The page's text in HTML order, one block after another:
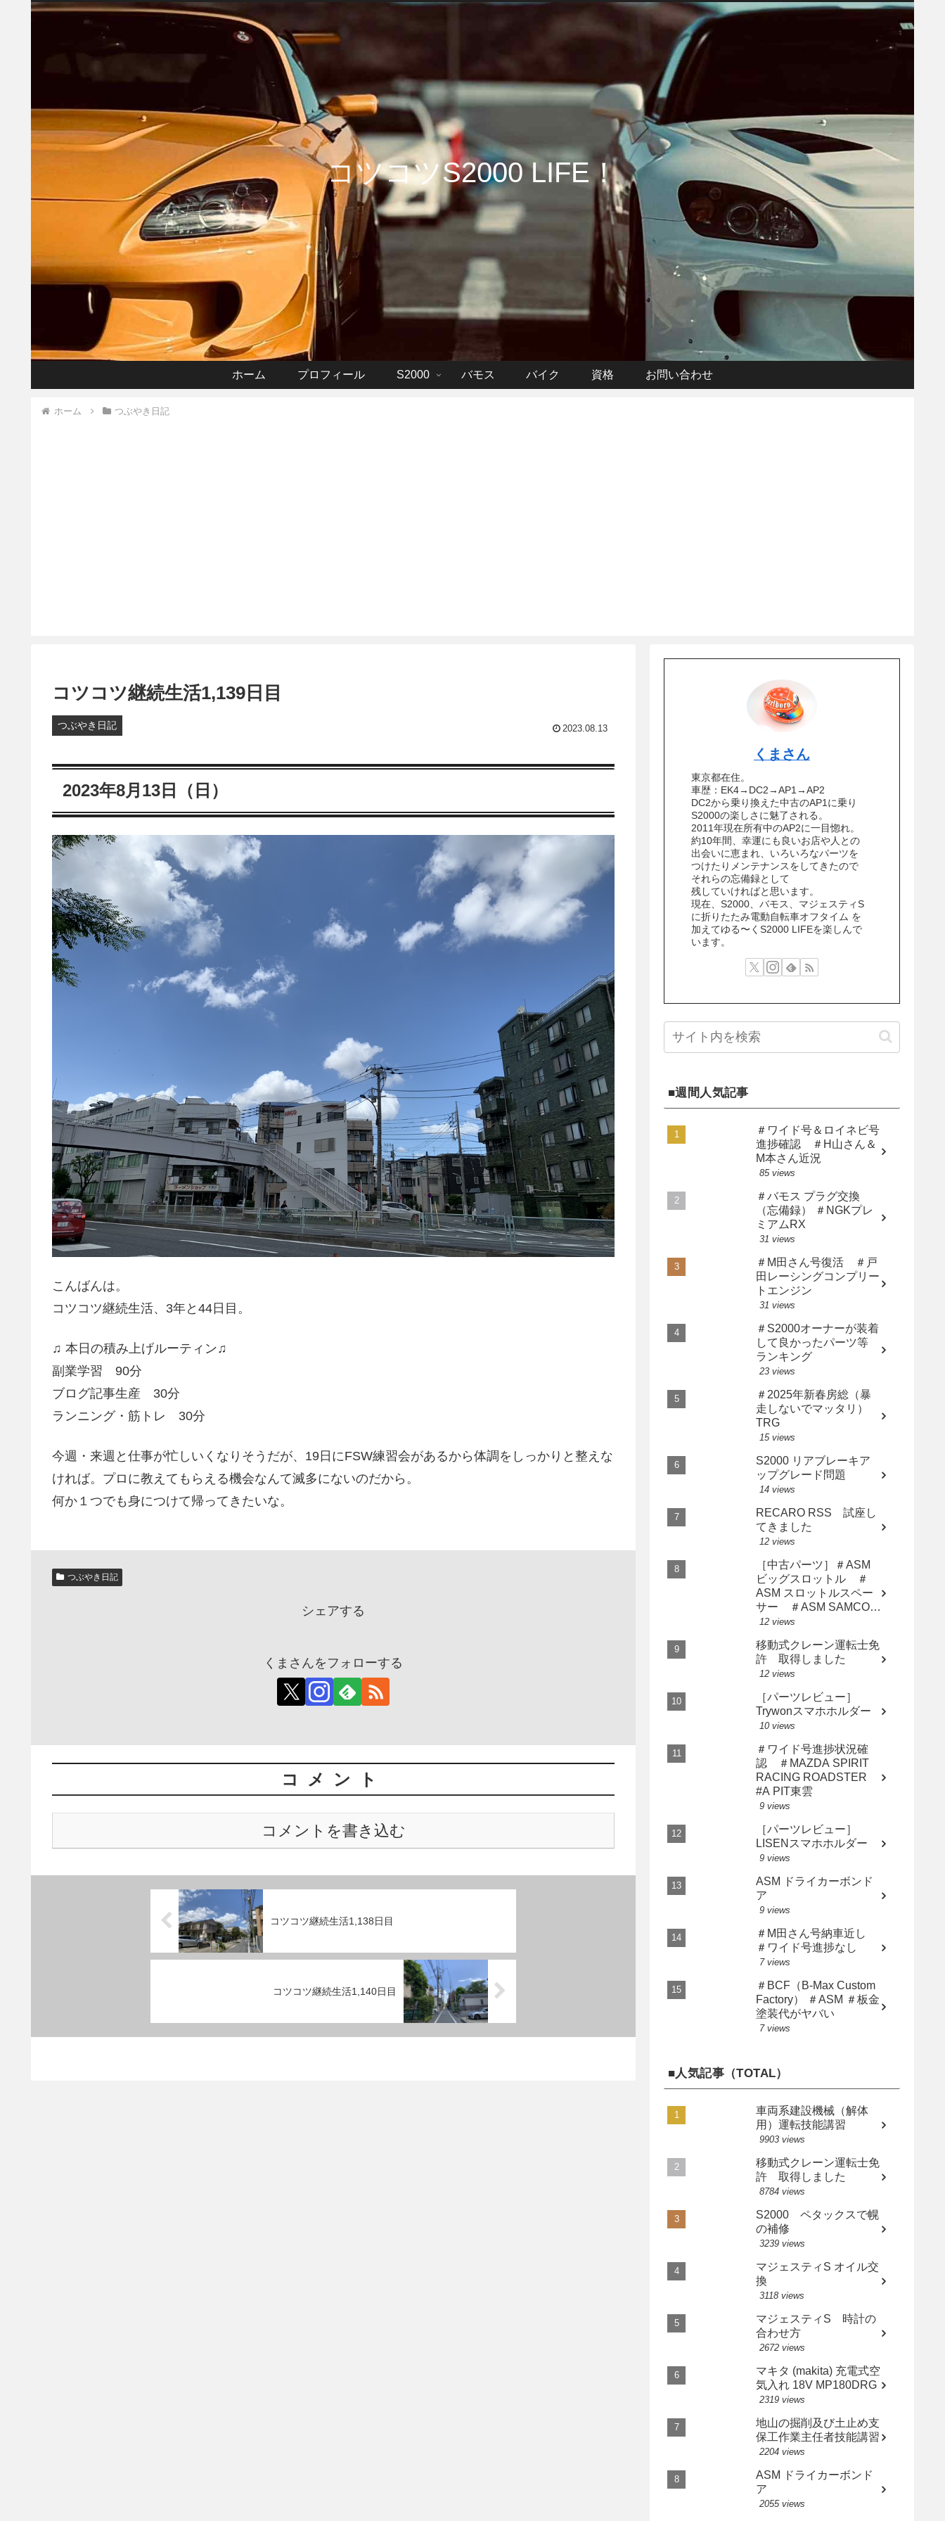
コツコツS2000 LIFE！
ホーム プロフィール S2000 バモス バイク 資格 お問い合わせ
ホーム つぶやき日記
コツコツ継続生活1,139日目
つぶやき日記 2023.08.13
2023年8月13日（日）
こんばんは。
コツコツ継続生活、3年と44日目。
♫ 本日の積み上げルーティン♫
副業学習 90分
ブログ記事生産 30分
ランニング・筋トレ 30分
今週・来週と仕事が忙しいくなりそうだが、19日にFSW練習会があるから体調をしっかりと整えな
ければ。プロに教えてもらえる機会なんて滅多にないのだから。
何か１つでも身につけて帰ってきたいな。
つぶやき日記
シェアする
くまさんをフォローする
コメント
コメントを書き込む
コツコツ継続生活1,138日目
コツコツ継続生活1,140日目
くまさん
東京都在住。
車歴：EK4→DC2→AP1→AP2
DC2から乗り換えた中古のAP1に乗り
S2000の楽しさに魅了される。
2011年現在所有中のAP2に一目惚れ。
約10年間、幸運にも良いお店や人との
出会いに恵まれ、いろいろなパーツを
つけたりメンテナンスをしてきたので
それらの忘備録として
残していければと思います。
現在、S2000、バモス、マジェスティS
に折りたたみ電動自転車オフタイム を
加えてゆる〜くS2000 LIFEを楽しんで
います。
■週間人気記事
＃ワイド号＆ロイネビ号
進捗確認 ＃H山さん＆
M本さん近況
85 views
＃バモス プラグ交換
（忘備録） ＃NGKプレ
ミアムRX
31 views
＃M田さん号復活 ＃戸
田レーシングコンプリー
トエンジン
31 views
＃S2000オーナーが装着
して良かったパーツ等
ランキング
23 views
＃2025年新春房総（暴
走しないでマッタリ）
TRG
15 views
S2000 リアブレーキア
ップグレード問題
14 views
RECARO RSS 試座し
てきました
12 views
［中古パーツ］＃ASM
ビッグスロットル ＃
ASM スロットルスペー
サー ＃ASM SAMCO
インテークホース AP2
12 views
移動式クレーン運転士免
許 取得しました
12 views
［パーツレビュー］
Trywonスマホホルダー
10 views
＃ワイド号進捗状況確
認 ＃MAZDA SPIRIT
RACING ROADSTER
#A PIT東雲
9 views
［パーツレビュー］
LISENスマホホルダー
9 views
ASM ドライカーボンド
ア
9 views
＃M田さん号納車近し
＃ワイド号進捗なし
7 views
＃BCF（B-Max Custom
Factory） ＃ASM ＃板金
塗装代がヤバい
7 views
■人気記事（TOTAL）
車両系建設機械（解体
用）運転技能講習
9903 views
移動式クレーン運転士免
許 取得しました
8784 views
S2000 ペタックスで幌
の補修
3239 views
マジェスティS オイル交
換
3118 views
マジェスティS 時計の
合わせ方
2672 views
マキタ (makita) 充電式空
気入れ 18V MP180DRG
2319 views
地山の掘削及び土止め支
保工作業主任者技能講習
2204 views
ASM ドライカーボンド
ア
2055 views